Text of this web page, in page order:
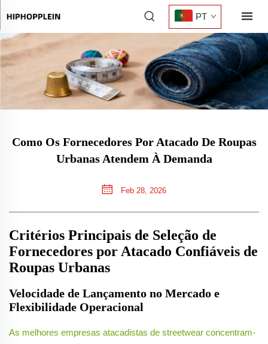
PT
Como Os Fornecedores Por Atacado De Roupas
Urbanas Atendem À Demanda
Feb 28, 2026
Critérios Principais de Seleção de
Fornecedores por Atacado Confiáveis de
Roupas Urbanas
Velocidade de Lançamento no Mercado e
Flexibilidade Operacional
As melhores empresas atacadistas de streetwear concentram-